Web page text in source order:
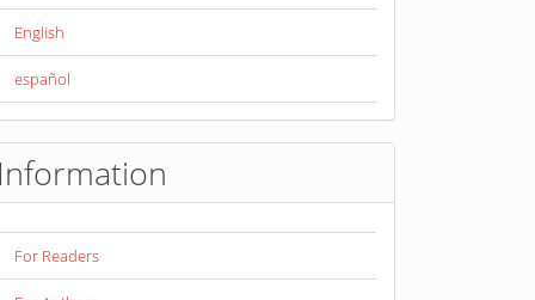
English
español
Information
For Readers